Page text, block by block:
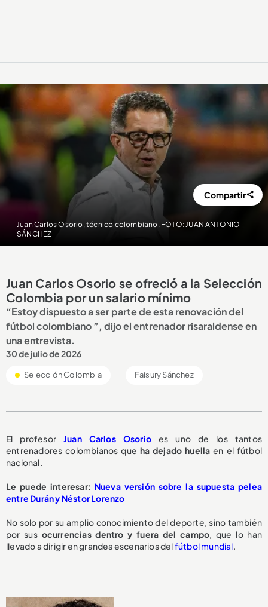
Juan Carlos Osorio, técnico colombiano. FOTO: JUAN ANTONIO
SÁNCHEZ
Compartir
Juan Carlos Osorio se ofreció a la Selección
Colombia por un salario mínimo
“Estoy dispuesto a ser parte de esta renovación del
fútbol colombiano ”, dijo el entrenador risaraldense en
una entrevista.
30 de julio de 2026
Selección Colombia Faisury Sánchez
El profesor Juan Carlos Osorio
es uno de los tantos
entrenadores colombianos que ha dejado huella en el fútbol
nacional.
Le puede interesar: Nueva versión sobre la supuesta pelea
entre Durán y Néstor Lorenzo
No solo por su amplio conocimiento del deporte, sino también
por sus ocurrencias dentro y fuera del campo, que lo han
llevado a dirigir en grandes escenarios delfútbol mundial.